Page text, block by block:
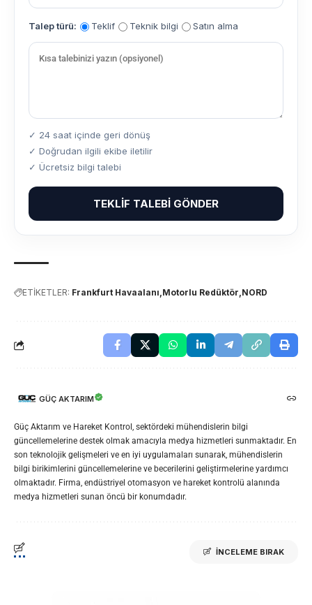
Talep türü: Teklif Teknik bilgi Satın alma
✓ 24 saat içinde geri dönüş
✓ Doğrudan ilgili ekibe iletilir
✓ Ücretsiz bilgi talebi
TEKLIF TALEBI GÖNDER
ETİKETLER: Frankfurt Havaalanı Motorlu Redüktör NORD
GÜÇ AKTARIM
Güç Aktarım ve Hareket Kontrol, sektördeki mühendislerin bilgi
güncellemelerine destek olmak amacıyla medya hizmetleri sunmaktadır. En
son teknolojik gelişmeleri ve en iyi uygulamaları sunarak, mühendislerin
bilgi birikimlerini güncellemelerine ve becerilerini geliştirmelerine yardımcı
olmaktadır. Firma, endüstriyel otomasyon ve hareket kontrolü alanında
medya hizmetleri sunan öncü bir konumdadır.
İNCELEME BIRAK